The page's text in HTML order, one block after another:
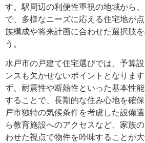
す。駅周辺の利便性重視の地域から
で、多様なニーズに応える住宅地が
族構成や将来計画に合わせた選択肢
う。
水戸市の戸建て住宅選びでは、予算
ンスも欠かせないポイントとなりま
ず、耐震性や断熱性といった基本性
することで、長期的な住み心地を確
戸市独特の気候条件を考慮した設備
ら教育施設へのアクセスなど、家族
わせた視点で物件を吟味することが大